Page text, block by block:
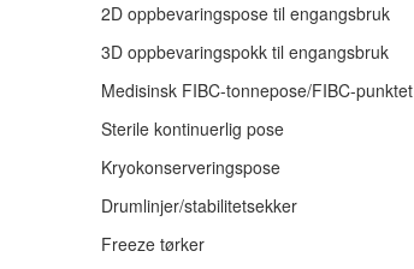
2D oppbevaringspose til engangsbruk
3D oppbevaringspokk til engangsbruk
Medisinsk FIBC-tonnepose/FIBC-punktet
Sterile kontinuerlig pose
Kryokonserveringspose
Drumlinjer/stabilitetsekker
Freeze tørker